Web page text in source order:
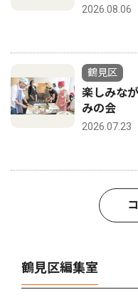
2026.08.06
鶴見区
楽しみな
みの会
2026.07.23
鶴見区編集室